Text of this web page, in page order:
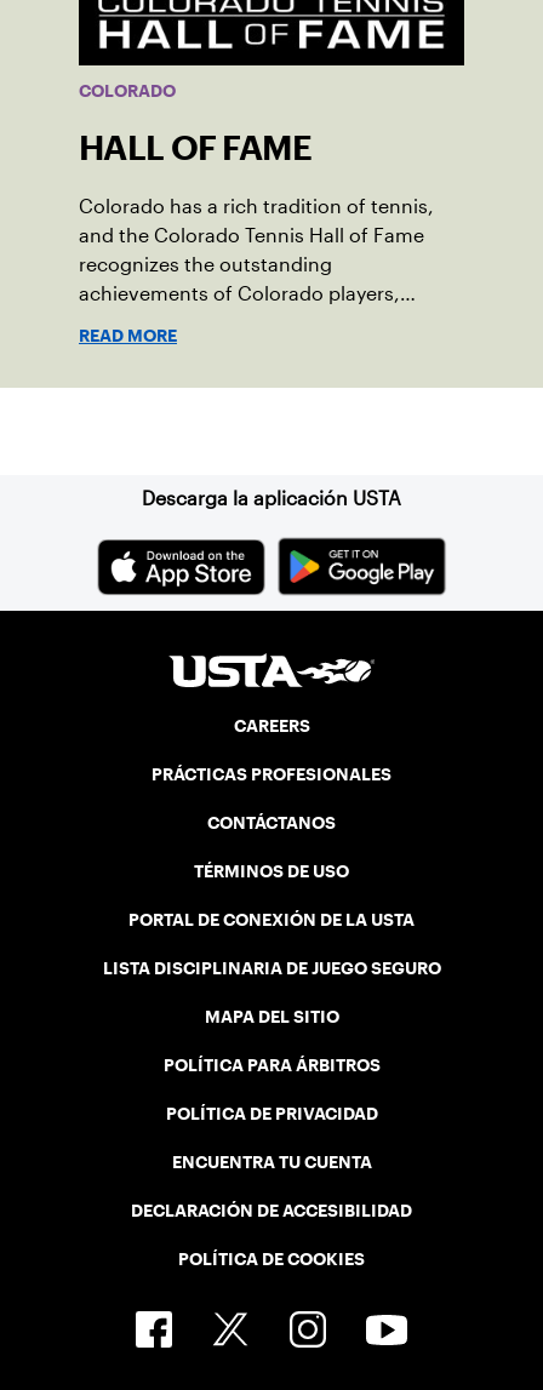
COLORADO
HALL OF FAME
Colorado has a rich tradition of tennis,
and the Colorado Tennis Hall of Fame
recognizes the outstanding
achievements of Colorado players,
READ MORE
Descarga la aplicación USTA
CAREERS
PRÁCTICAS PROFESIONALES
CONTÁCTANOS
TÉRMINOS DE USO
PORTAL DE CONEXIÓN DE LA USTA
LISTA DISCIPLINARIA DE JUEGO SEGURO
MAPA DEL SITIO
POLÍTICA PARA ÁRBITROS
POLÍTICA DE PRIVACIDAD
ENCUENTRA TU CUENTA
DECLARACIÓN DE ACCESIBILIDAD
POLÍTICA DE COOKIES